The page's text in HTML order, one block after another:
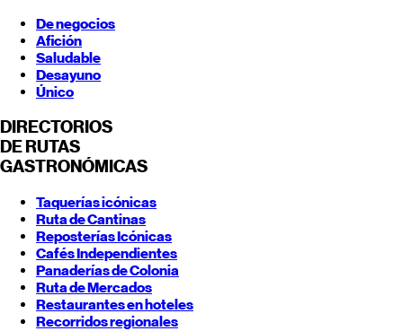
De negocios
Afición
Saludable
Desayuno
Único
DIRECTORIOS
DE RUTAS
GASTRONÓMICAS
Taquerías icónicas
Ruta de Cantinas
Reposterías Icónicas
Cafés Independientes
Panaderías de Colonia
Ruta de Mercados
Restaurantes en hoteles
Recorridos regionales